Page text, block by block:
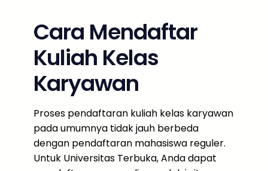
Cara Mendaftar
Kuliah Kelas
Karyawan
Proses pendaftaran kuliah kelas karyawan
pada umumnya tidak jauh berbeda
dengan pendaftaran mahasiswa reguler.
Untuk Universitas Terbuka, Anda dapat